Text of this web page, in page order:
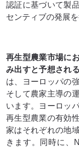
認証に基づいて製
センティブの発展
再生型農業市場に
み出すと予想され
は、ヨーロッパの
そして農家主導の
います。ヨーロッ
再生型農業の有効
家はそれぞれの地
きます。同時に、